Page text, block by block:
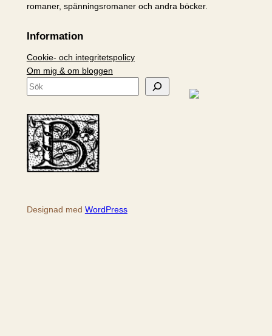
romaner, spänningsromaner och andra böcker.
Information
Cookie- och integritetspolicy
Om mig & om bloggen
S
k
Designad med WordPress